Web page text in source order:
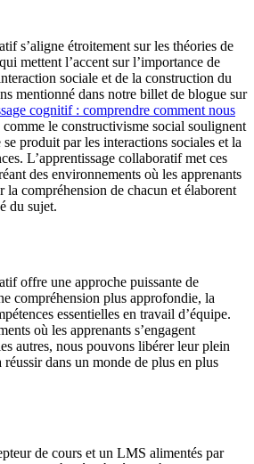
s’aligne étroitement sur les théories de
mettent l’accent sur l’importance de
sociale et de la construction du
mentionné dans notre billet de blogue sur
cognitif : comprendre comment nous
comme le constructivisme social soulignent
se produit par les interactions sociales et la
L’apprentissage collaboratif met ces
des environnements où les apprenants
la compréhension de chacun et élaborent
du sujet.
offre une approche puissante de
compréhension plus approfondie, la
essentielles en travail d’équipe.
où les apprenants s’engagent
autres, nous pouvons libérer leur plein
dans un monde de plus en plus
de cours et un LMS alimentés par